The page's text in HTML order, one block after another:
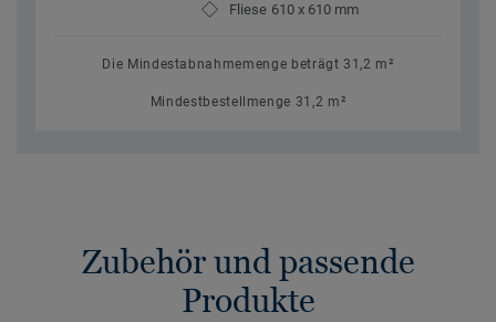
Fliese 610 x 610 mm
Die Mindestabnahmemenge beträgt 31,2 m²
Mindestbestellmenge 31,2 m²
Zubehör und passende
Produkte